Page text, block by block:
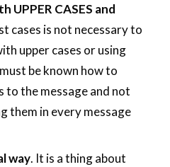
UPPER CASES and
cases is not necessary to
upper cases or using
be known how to
to the message and not
them in every message
way. It is a thing about